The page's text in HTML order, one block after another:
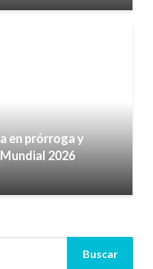
en prórroga y
2026
Buscar